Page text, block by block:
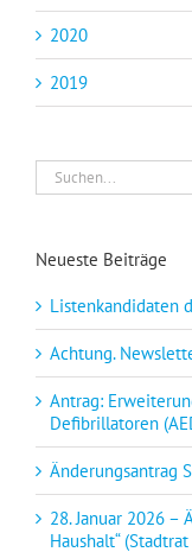
2020
2019
Suche
nach:
Neueste Beiträge
Listenkandidaten
Achtung.
Antrag:
Defibrillatoren
Änderungsantrag
28. Januar 2026 –
Haushalt“